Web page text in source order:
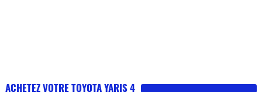
ACHETEZ VOTRE TOYOTA YARIS 4